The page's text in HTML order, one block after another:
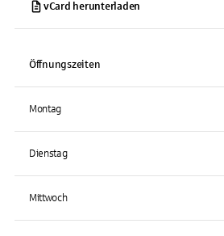
vCard herunterladen
Öffnungszeiten
Montag
Dienstag
Mittwoch